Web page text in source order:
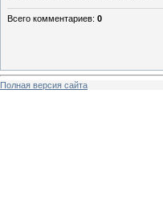
Всего комментариев: 0
Полная версия сайта